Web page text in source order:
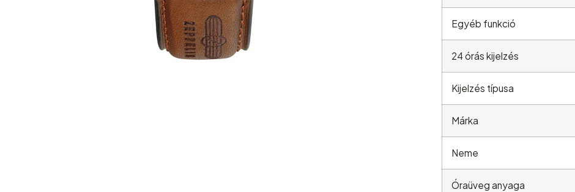
Egyéb funkció
24 órás kijelzés
Kijelzés típusa
Márka
Neme
Óraüveg anyaga